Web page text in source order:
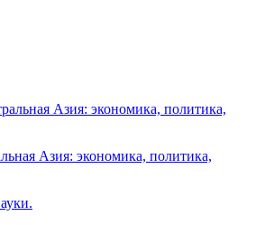
Азия: экономика, политика,